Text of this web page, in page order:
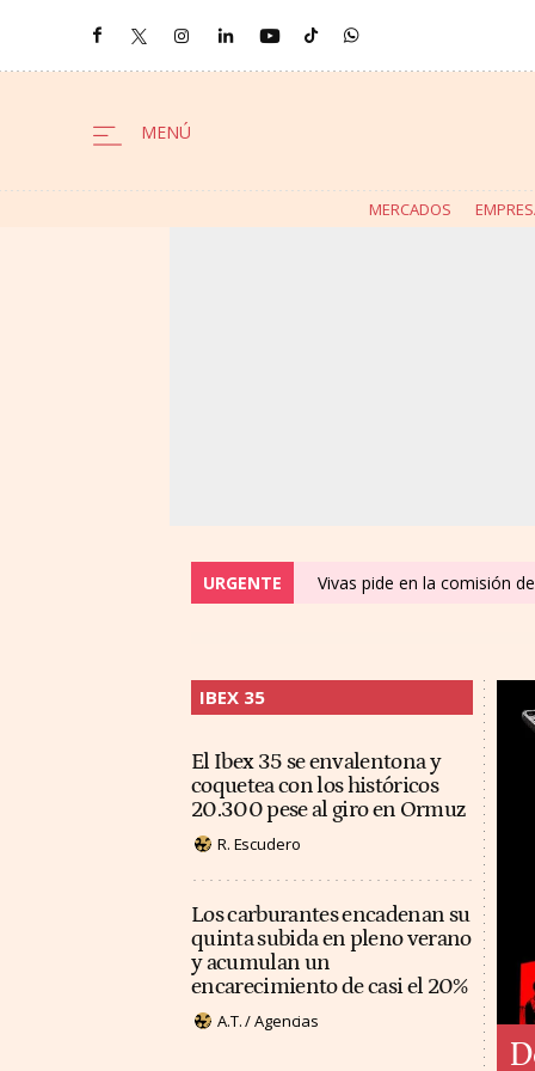
MERCADOS
URGENTE Vivas pide en la comisión
IBEX 35
El Ibex 35 se envalentona y
coquetea con los históricos
20.300 pese al giro en Ormuz
R. Escudero
Los carburantes encadenan su
quinta subida en pleno verano
y acumulan un
encarecimiento de casi el 20%
A.T. / Agencias